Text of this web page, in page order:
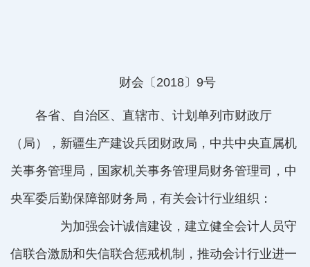
财会〔 2018 〕 9号
各省、自治区、直辖市、计划单列市财政厅
（局），新疆生产建设兵团财政局，中共中央直属机
关事务管理局，国家机关事务管理局财务管理司，中
央军委后勤保障部财务局，有关会计行业组织：
为加强会计诚信建设，建立健全会计人员守
信联合激励和失信联合惩戒机制，推动会计行业进一